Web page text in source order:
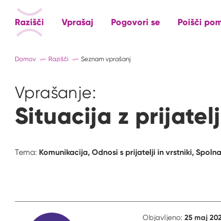
Razišči Vprašaj Pogovori se Poišči
Domov Razišči Seznam vprašanj
Vprašanje:
Situacija z
Tema: Komunikacija, Odnosi s prijatelji in vrstniki,
Objavljeno: 25 maj